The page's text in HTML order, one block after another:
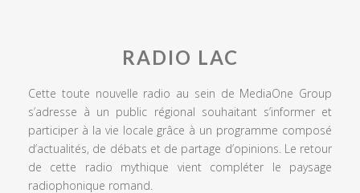
RADIO LAC
Cette toute nouvelle radio au sein de MediaOne Group
s’adresse à un public régional souhaitant s’informer et
participer à la vie locale grâce à un programme composé
d’actualités, de débats et de partage d’opinions. Le retour
de cette radio mythique vient compléter le paysage
radiophonique romand.